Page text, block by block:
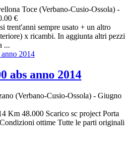
Toce (Verbano-Cusio-Ossola) -
€
trent'anni sempre usato + un altro
x ricambi. In aggiunta altri pezzi
...
abs anno 2014
(Verbano-Cusio-Ossola) - Giugno
Km 48.000 Scarico sc project Porta
ottime Tutte le parti originali